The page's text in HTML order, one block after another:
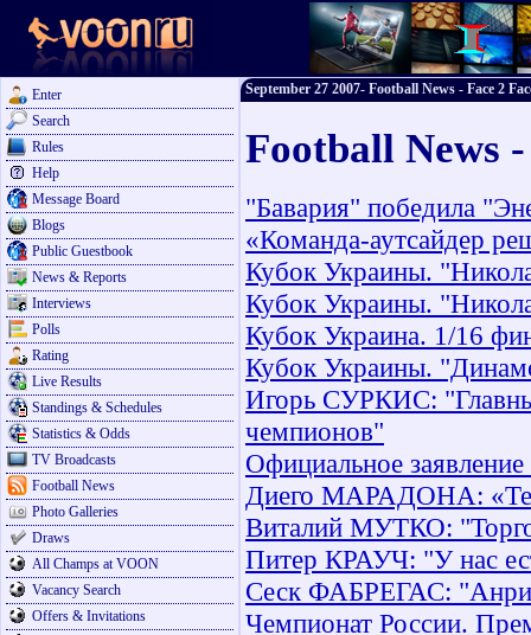
Enter
Search
Rules
Help
Message Board
Blogs
Public Guestbook
News & Reports
Interviews
Polls
Rating
Live Results
Standings & Schedules
Statistics & Odds
TV Broadcasts
Football News
Photo Galleries
Draws
All Champs at VOON
Vacancy Search
Offers & Invitations
September 27 2007- Football News - Face 2
Football News
"Бавария" победила
«Команда-аутсайдер
Кубок Украины.
Кубок Украины.
Кубок Украина. 1/16
Кубок Украины.
Игорь СУРКИС:
чемпионов"
Официальное
Диего МАРАДОНА:
Виталий МУТКО:
Питер КРАУЧ: "У нас
Сеск ФАБРЕГАС: "Анри
Чемпионат России.